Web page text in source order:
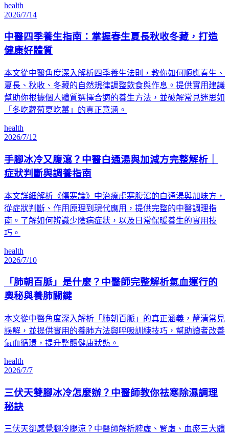
health
2026/7/14
中醫四季養生指南：掌握春生夏長秋收冬藏，打造
健康好體質
本文從中醫角度深入解析四季養生法則，教你如何順應春生、
夏長、秋收、冬藏的自然規律調整飲食與作息。提供實用建議
幫助你根據個人體質選擇合適的養生方法，並破解常見迷思如
「冬吃蘿蔔夏吃薑」的真正意涵。
health
2026/7/12
手腳冰冷又腹瀉？中醫白通湯與加減方完整解析｜
症狀判斷與調養指南
本文詳細解析《傷寒論》中治療虛寒腹瀉的白通湯與加味方，
從症狀判斷、作用原理到現代應用，提供完整的中醫調理指
南。了解如何辨識少陰病症狀，以及日常保暖養生的實用技
巧。
health
2026/7/10
「肺朝百脈」是什麼？中醫師完整解析氣血運行的
奧秘與養肺關鍵
本文從中醫角度深入解析「肺朝百脈」的真正涵義，釐清常見
誤解，並提供實用的養肺方法與呼吸訓練技巧，幫助讀者改善
氣血循環，提升整體健康狀態。
health
2026/7/7
三伏天雙腳冰冷怎麼辦？中醫師教你祛寒除濕調理
秘訣
三伏天卻感覺腳冷腿涼？中醫師解析脾虛、腎虛、血瘀三大體